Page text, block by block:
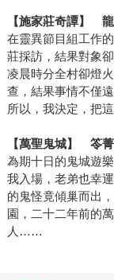
【施家莊奇譚】
在靈異節目組工作
莊採訪，結果對象
凌晨時分全村卻燈
查，結果事情不僅
所以，我決定，把
【萬聖鬼城】 笭菁
為期十日的鬼城遊
我入場，老弟也幸
的鬼怪竟傾巢而出
園，二十二年前的
人……